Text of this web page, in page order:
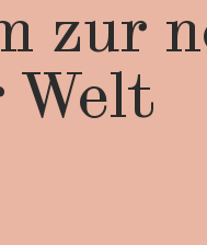
zur
Welt